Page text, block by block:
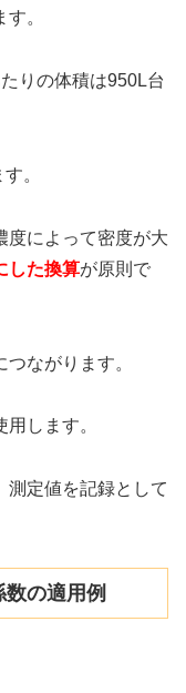
。
りの体積は950L台
。
度によって密度が大
した換算が原則で
ながります。
します。
測定値を記録として
の適用例